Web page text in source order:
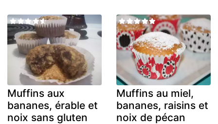
Muffins aux
bananes, érable et
noix sans gluten
Muffins au miel,
bananes, raisins et
noix de pécan